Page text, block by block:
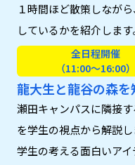
１時間ほど散策しなが
しているかを紹介します
全日程開催
（11:00～16:00）
龍大生と龍谷の森を
瀬田キャンパスに隣接
を学生の視点から解説し
学生の考える面白いア